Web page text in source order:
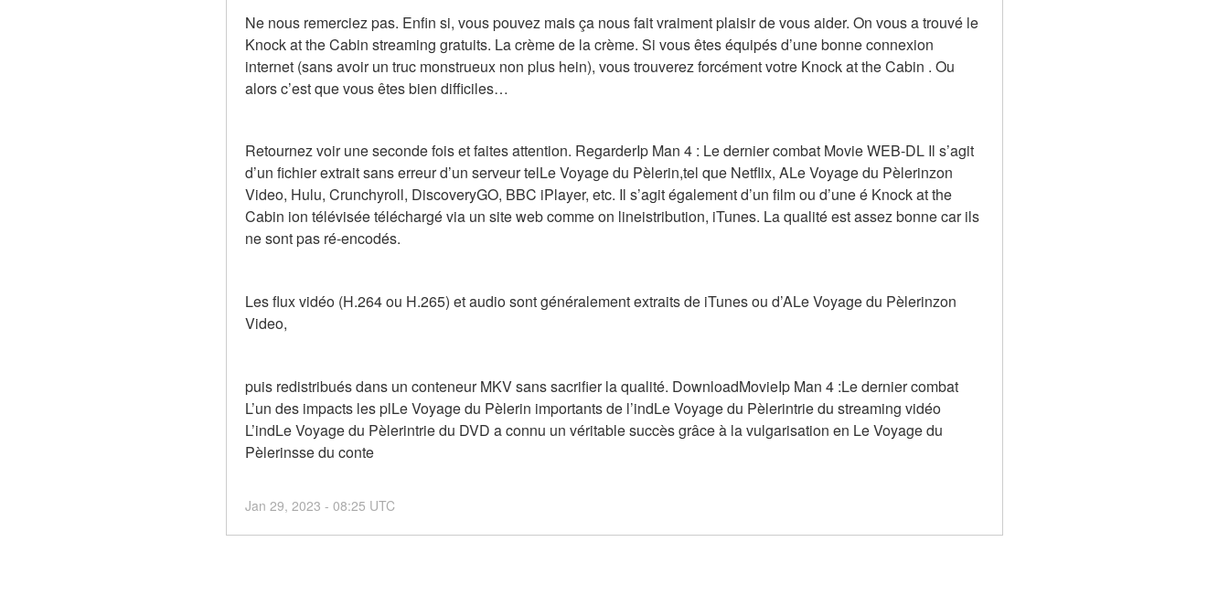
Ne nous remerciez pas. Enfin si, vous pouvez mais ça nous fait vraiment plaisir de vous aider. On vous a trouvé le
Knock at the Cabin streaming gratuits. La crème de la crème. Si vous êtes équipés d’une bonne connexion
internet (sans avoir un truc monstrueux non plus hein), vous trouverez forcément votre Knock at the Cabin . Ou
alors c’est que vous êtes bien difficiles…
Retournez voir une seconde fois et faites attention. RegarderIp Man 4 : Le dernier combat Movie WEB-DL Il s’agit
d’un fichier extrait sans erreur d’un serveur telLe Voyage du Pèlerin,tel que Netflix, ALe Voyage du Pèlerinzon
Video, Hulu, Crunchyroll, DiscoveryGO, BBC iPlayer, etc. Il s’agit également d’un film ou d’une é Knock at the
Cabin ion télévisée téléchargé via un site web comme on lineistribution, iTunes. La qualité est assez bonne car ils
ne sont pas ré-encodés.
Les flux vidéo (H.264 ou H.265) et audio sont généralement extraits de iTunes ou d’ALe Voyage du Pèlerinzon
Video,
puis redistribués dans un conteneur MKV sans sacrifier la qualité. DownloadMovieIp Man 4 :Le dernier combat
L’un des impacts les plLe Voyage du Pèlerin importants de l’indLe Voyage du Pèlerintrie du streaming vidéo
L’indLe Voyage du Pèlerintrie du DVD a connu un véritable succès grâce à la vulgarisation en Le Voyage du
Pèlerinsse du conte
Jan 29, 2023 - 08:25 UTC